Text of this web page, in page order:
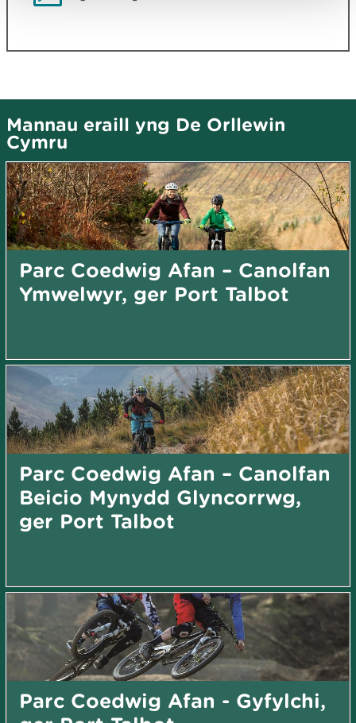
Mannau eraill yng De Orllewin
Cymru
Parc Coedwig Afan – Canolfan
Ymwelwyr, ger Port Talbot
Parc Coedwig Afan – Canolfan
Beicio Mynydd Glyncorrwg,
ger Port Talbot
Parc Coedwig Afan - Gyfylchi,